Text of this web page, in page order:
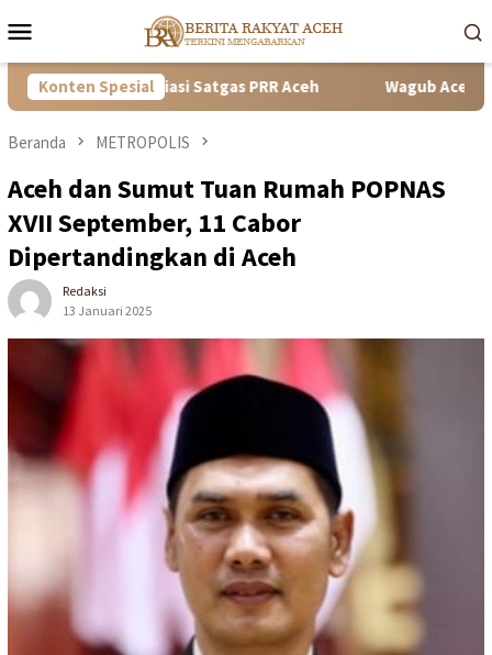
ke
Mobile
Konten Spesial
Satgas PRR Aceh Wagub Aceh Dampingi
Beranda METROPOLIS
Aceh dan Sumut Tuan Rumah POPNAS
XVII September, 11 Cabor
Dipertandingkan di Aceh
Redaksi
13 Januari 2025